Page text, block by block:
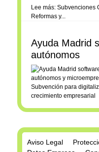
Lee más: Subvenciones
Reformas y...
Ayuda Madrid
autónomos
Subvención para
crecimiento empresarial
Aviso Legal